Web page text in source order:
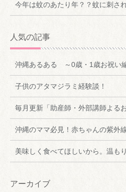
今年は蚊のあたり年？？蚊に刺さ
人気の記事
沖縄あるある ～0歳・1歳お祝い
子供のアタマジラミ経験談！
毎月更新「助産師・外部講師よるお
沖縄のママ必見！赤ちゃんの紫外線
美味しく食べてほしいから。温もり
アーカイブ